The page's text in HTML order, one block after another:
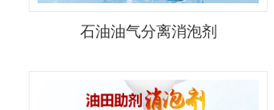
石油油气分离消泡剂